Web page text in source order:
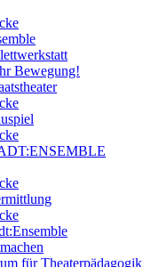
Bewegung!
für Theaterpädagogik